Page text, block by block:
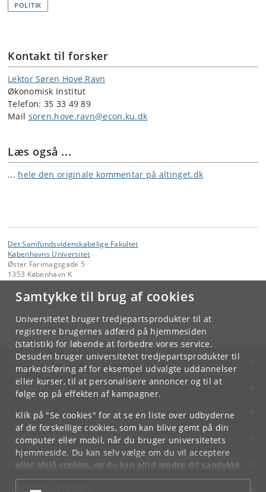
Samtykke til brug af cookies
Universitetet bruger tredjepartsprodukter til at
registrere brugernes adfærd på hjemmesiden
(statistik) for løbende at forbedre vores service.
Desuden bruger universitetet tredjepartsprodukter til
markedsføring af for eksempel udvalgte uddannelser
eller kurser, til at personalisere annoncer og til at
følge op på effekten af kampagner.
Klik på "Se cookies" for at se en liste over udbyderne
af de forskellige cookies, som kan blive gemt på din
computer eller mobil, når du bruger universitetets
hjemmeside. Du kan selv vælge om du vil acceptere
eller afslå cookies, og du kan altid ændre dit samtykke
underCookie- og privatlivspolitiksom du finder i
POLITIK
Kontakt til forsker
Lektor Søren Hove Ravn
Økonomisk Institut
Telefon: 35 33 49 89
Mail soren.hove.ravn@econ.ku.dk
Læs også ...
... hele den originale kommentar på altinget.dk
Det Samfundsvidenskabelige Fakultet
Københavns Universitet
Øster Farimagsgade 5
1353 København K
Kontakt:
Fakultetsstaben
samf-fak @samf.ku.dk
KØBENHAVNS UNIVERSITET
KONTAKT
SERVICES
FOR STUDERENDE OG ANSATTE
JOB OG KARRIERE
NØDSITUATIONER